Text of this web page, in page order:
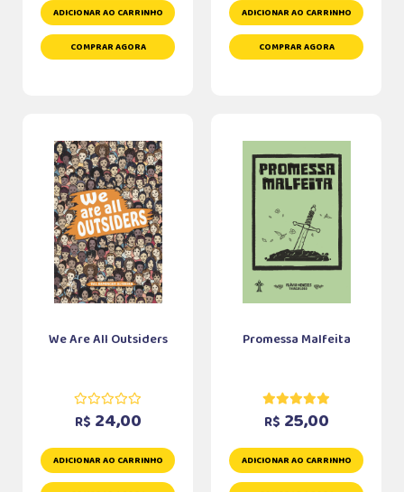
ADICIONAR AO CARRINHO
COMPRAR AGORA
ADICIONAR AO CARRINHO
COMPRAR AGORA
We Are All Outsiders
R$ 24,00
ADICIONAR AO CARRINHO
Promessa Malfeita
R$ 25,00
ADICIONAR AO CARRINHO